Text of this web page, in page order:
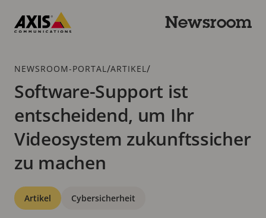
Hauptinhalt
springen
Newsroom
Breadcrumb
NEWSROOM-PORTAL /ARTIKEL /
Software-Support ist
entscheidend, um Ihr
Videosystem zukunftssicher
zu machen
Kategorien
Artikel Cybersicherheit